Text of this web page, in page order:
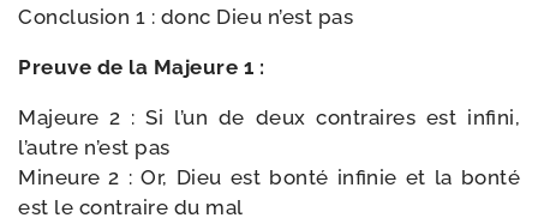
Conclusion 1 : donc Dieu n’est pas
Preuve de la Majeure 1 :
Majeure 2 : Si l’un de deux contraires est infi­ni,
l’autre n’est pas
Mineure 2 : Or, Dieu est bon­té infi­nie et la bon­té
est le contraire du mal